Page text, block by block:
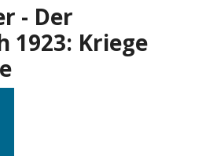
- Der
1923: Kriege